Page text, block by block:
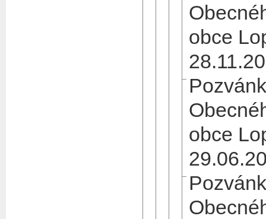
obce
obce